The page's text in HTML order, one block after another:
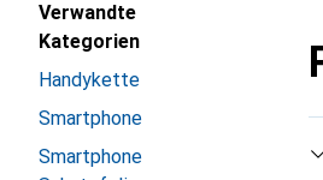
Verwandte
Kategorien
Handykette
Smartphone
Smartphone